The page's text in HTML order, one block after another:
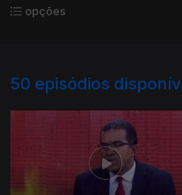
opções
50 episódios